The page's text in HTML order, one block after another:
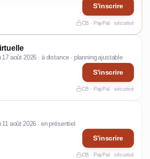
S'inscrire
CB · PayPal · sécurisé
août 2026 · à distance · planning ajustable
S'inscrire
CB · PayPal · sécurisé
août 2026 · en présentiel
S'inscrire
CB · PayPal · sécurisé